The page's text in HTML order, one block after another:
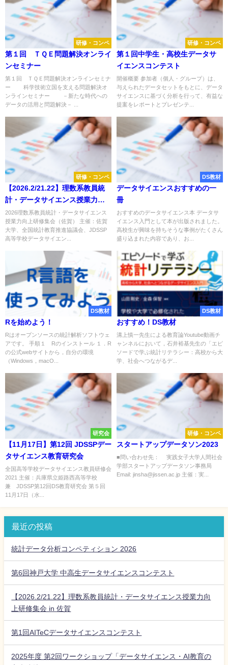
研修・コンペ
第１回 ＴＱＥ問題解決オンライ
ンセミナー
第１回 ＴＱＥ問題解決オンラインセミナ
ー 科学技術立国を支える問題解決オ
ンラインセミナー －新たな時代への
データの活用と問題解決－ ...
研修・コンペ
第１回中学生・高校生データサ
イエンスコンテスト
開催概要 参加者（個人・グループ）は、
与えられたデータセットをもとに、データ
サイエンスに基づく分析を行って、有益な
提案をレポートとプレゼンテ...
研修・コンペ
【2026.2/21.22】理数系教員統
計・データサイエンス授業力向
上研修集会 in 佐賀
2026理数系教員統計・データサイエンス
授業力向上研修集会（佐賀） 主催：佐賀
大学、全国統計教育推進協議会、JDSSP
高等学校データサイエン...
DS教材
データサイエンスおすすめの一
冊
おすすめのデータサイエンス本 データサ
イエンス入門として本が出版されました。
高校生が興味を持ちそうな事例がたくさん
盛り込まれた内容であり、お...
DS教材
Rを始めよう！
Rはオープンソースの統計解析ソフトウェ
アです。 手順１ Rのインストール １．R
の公式webサイトから，自分の環境
（Windows，macO...
DS教材
おすすめ！DS教材
溝上慎一先生による教育論Youtube動画チ
ャンネルにおいて，石井裕基先生の「エピ
ソードで学ぶ統計リテラシー：高校から大
学、社会へつながるデ...
研究会
【11月17日】第12回 JDSSPデー
タサイエンス教育研究会
全国高等学校データサイエンス教員研修会
2021 主催：兵庫県立姫路西高等学校
兼 JDSSP第12回DS教育研究会 第５回
11月17日（水...
研修・コンペ
スタートアップデータソン2023
■問い合わせ先： 実践女子大学人間社会
学部スタートアップデータソン事務局
Email: jinsha@jissen.ac.jp 主催：実...
最近の投稿
統計データ分析コンペティション 2026
第6回神戸大学 中高生データサイエンスコンテスト
【2026.2/21.22】理数系教員統計・データサイエンス授業力向
上研修集会 in 佐賀
第1回AITeCデータサイエンスコンテスト
2025年度 第2回ワークショップ「データサイエンス・AI教育の